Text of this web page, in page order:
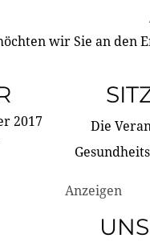
wir Sie an den
2017
Die
Anzeigen